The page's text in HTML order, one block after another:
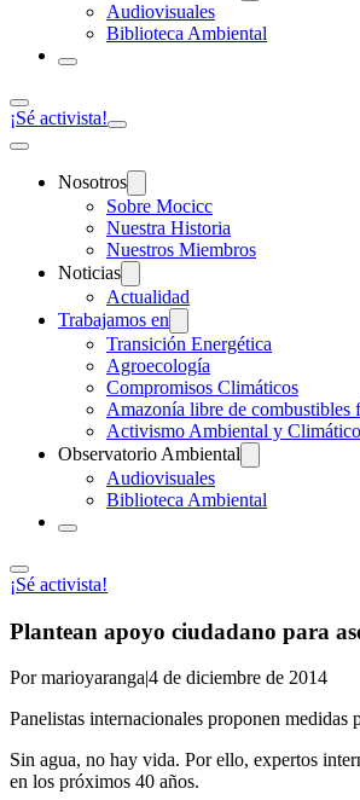
Audiovisuales
Biblioteca Ambiental
¡Sé activista!
Nosotros
Sobre Mocicc
Nuestra Historia
Nuestros Miembros
Noticias
Actualidad
Trabajamos en
Transición Energética
Agroecología
Compromisos Climáticos
Amazonía libre de combustibles
Activismo Ambiental y Climático
Observatorio Ambiental
Audiovisuales
Biblioteca Ambiental
¡Sé activista!
Plantean apoyo ciudadano para
Por marioyaranga|4 de diciembre de 2014
Panelistas internacionales proponen
Sin agua, no hay vida. Por ello, expertos
en los próximos 40 años.